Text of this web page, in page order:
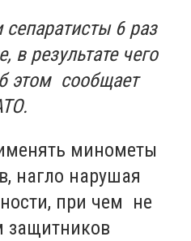
6 раз
в результате чего
этом сообщает
минометы
нагло нарушая
при чем не
защитников